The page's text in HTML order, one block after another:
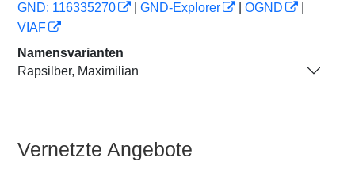
GND: 116335270
GND-Explorer OGND
VIAF
Namensvarianten
Rapsilber, Maximilian
Vernetzte Angebote